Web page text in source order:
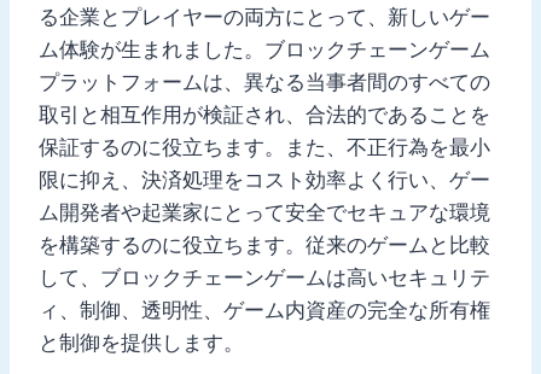
る企業とプレイヤーの両方にとって、新しいゲー
ム体験が生まれました。ブロックチェーンゲーム
プラットフォームは、異なる当事者間のすべての
取引と相互作用が検証され、合法的であることを
保証するのに役立ちます。また、不正行為を最小
限に抑え、決済処理をコスト効率よく行い、ゲー
ム開発者や起業家にとって安全でセキュアな環境
を構築するのに役立ちます。従来のゲームと比較
して、ブロックチェーンゲームは高いセキュリテ
ィ、制御、透明性、ゲーム内資産の完全な所有権
と制御を提供します。